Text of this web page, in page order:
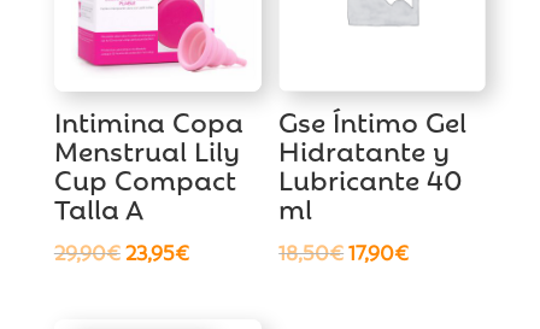
Intimina Copa
Menstrual Lily
Cup Compact
Talla A
29,90€El
23,95€El
Gse Íntimo Gel
Hidratante y
Lubricante 40
ml
18,50€El
17,90€El